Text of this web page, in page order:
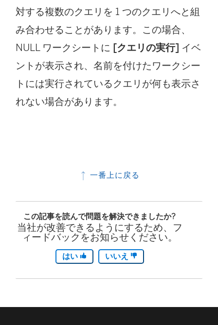
対する複数のクエリを 1 つのクエリへと組
み合わせることがあります。この場合、
NULL ワークシートに [クエリの実行] イベ
ントが表示され、名前を付けたワークシー
トには実行されているクエリが何も表示さ
れない場合があります。
一番上に戻る
この記事を読んで問題を解決できましたか?
当社が改善できるようにするため、フ
ィードバックをお知らせください。
はい いいえ